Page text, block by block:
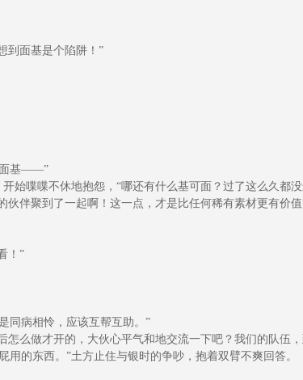
到面基是个陷阱！”
面基——”
喋喋不休地抱怨，“哪还有什么基可面？过了这么久都
伴聚到了一起啊！这一点，才是比任何稀有素材更有价
！”
同病相怜，应该互帮互助。”
么做才开的，大伙心平气和地交流一下吧？我们的队伍
的东西。”土方止住与银时的争吵，抱着双臂不爽回答。